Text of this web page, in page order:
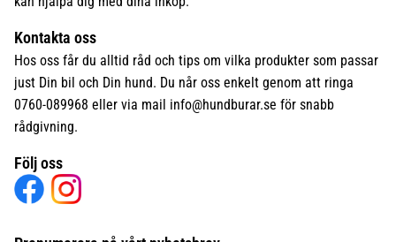
Kontakta oss
Hos oss får du alltid råd och tips om vilka produkter som passar
just Din bil och Din hund. Du når oss enkelt genom att ringa
0760-089968 eller via mail info@hundburar.se för snabb
rådgivning.
Följ oss